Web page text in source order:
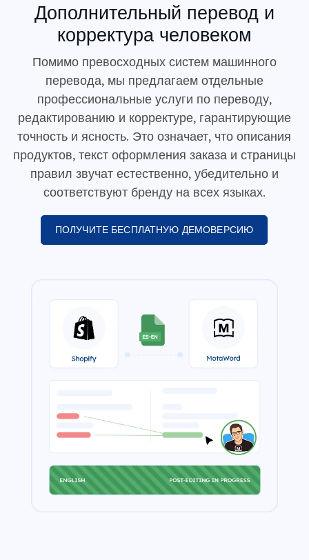
Дополнительный перевод и
корректура человеком
Помимо превосходных систем машинного
перевода, мы предлагаем отдельные
профессиональные услуги по переводу,
редактированию и корректуре, гарантирующие
точность и ясность. Это означает, что описания
продуктов, текст оформления заказа и страницы
правил звучат естественно, убедительно и
соответствуют бренду на всех языках.
ПОЛУЧИТЕ БЕСПЛАТНУЮ ДЕМОВЕРСИЮ